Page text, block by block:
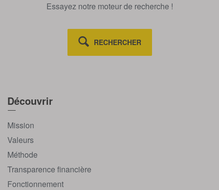
Essayez notre moteur de recherche !
RECHERCHER
Découvrir
Mission
Valeurs
Méthode
Transparence financière
Fonctionnement